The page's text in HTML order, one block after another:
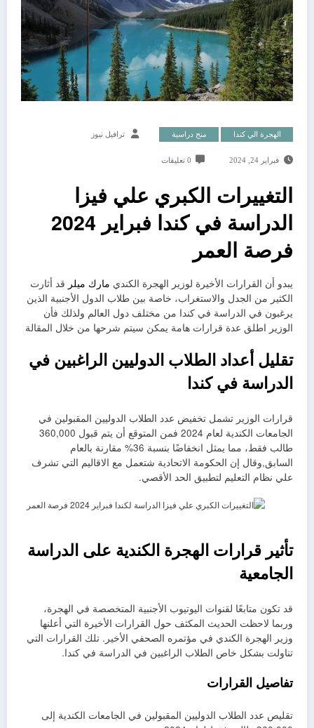
الهجرة الي كندا منح دراسية ترافيل نيوز
فبراير 24, 2024 0 تعليقات
التغييرات الكبري علي فيزا
الدراسة في كندا فبراير 2024
فرصة العمر
يبدو أن القرارات الأخيرة لوزير الهجرة الكندي مارك ميلر قد أثارت
الكثير من الجدل والاستغراب، خاصة بين طلاب الدول الأجنبية الذين
يرغبون في الدراسة في كندا من مختلف دول العالم ولذلك فأن
الوزير اطلق عدة قرارات هامة يمكن سيتم شرحها من خلال المقالة
تقليل أعداد الطلاب الدوليين الراغبين في
الدراسة في كندا
قرارات الوزير تشمل تخفيض عدد الطلاب الدوليين المقبولين في
الجامعات الكندية لعام 2024 فمن المتوقع أن يتم قبول 360,000
طالب فقط، مما يمثل انخفاضًا بنسبة 36% مقارنة بالعام
السابق,وقال إن الحكومة الاتحادية شتعمل مع الاقاليم التي تشرف
علي نظام التعليم لتطبيق الحد الأقصي.
تأثير قرارات الهجرة الكندية على الدراسة
الجامعية
قد تكون متابعًا لقنوات اليوتيوب الأجنبية المتخصصة في الهجرة،
وربما لاحظت الحديث المكثف حول القرارات الأخيرة التي أعلنها
وزير الهجرة الكندي في مؤتمره الصحفي الأخير. تلك القرارات التي
تناولت بشكل خاص الطلاب الراغبين في الدراسة في كندا.
تفاصيل القرارات
تقليص عدد الطلاب الدوليين المقبولين في الجامعات الكندية إلى